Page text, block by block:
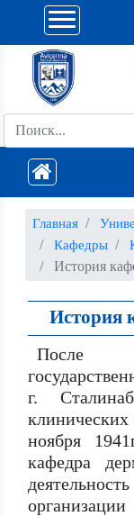
Главная
Кафедры
История
История
После
г.
ноября
кафедра